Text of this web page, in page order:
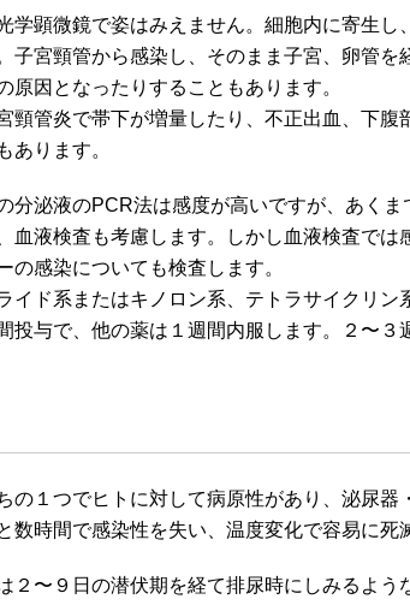
学顕微鏡で姿はみえません。細胞内に寄生
子宮頸管から感染し、そのまま子宮、卵管
原因となったりすることもあります。
頸管炎で帯下が増量したり、不正出血、下
あります。
分泌液のPCR法は感度が高いですが、あく
血液検査も考慮します。しかし血液検査で
の感染についても検査します。
イド系またはキノロン系、テトラサイクリ
投与で、他の薬は１週間内服します。２〜３
の１つでヒトに対して病原性があり、泌尿
数時間で感染性を失い、温度変化で容易に死
２〜９日の潜伏期を経て排尿時にしみるよ